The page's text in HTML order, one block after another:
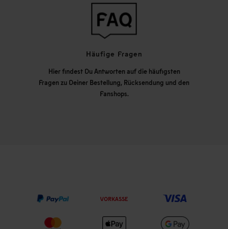
Häufige Fragen
Hier findest Du Antworten auf die häufigsten
Fragen zu Deiner Bestellung, Rücksendung und den
Fanshops.
VORKASSE